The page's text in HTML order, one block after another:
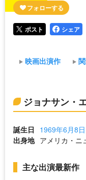
ポスト シェア
映画出演作
ジョナサン・
誕生日 1969年6月8日
出身地 アメリカ・ニ
主な出演最新作